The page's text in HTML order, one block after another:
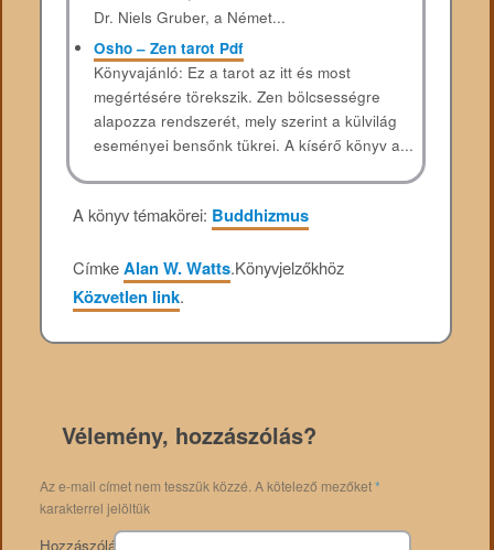
Dr. Niels Gruber, a Német...
Osho – Zen tarot Pdf
Könyvajánló: Ez a tarot az itt és most
megértésére törekszik. Zen bölcsességre
alapozza rendszerét, mely szerint a külvilág
eseményei bensőnk tükrei. A kísérő könyv a...
A könyv témakörei: Buddhizmus
CímkeAlan W. Watts.Könyvjelzőkhöz
Közvetlen link.
Vélemény, hozzászólás?
Az e-mail címet nem tesszük közzé. A kötelező mezőket*
karakterrel jelöltük
Hozzászólás